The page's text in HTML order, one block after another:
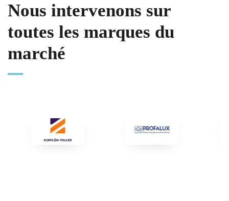
Nous intervenons sur
toutes les marques du
marché